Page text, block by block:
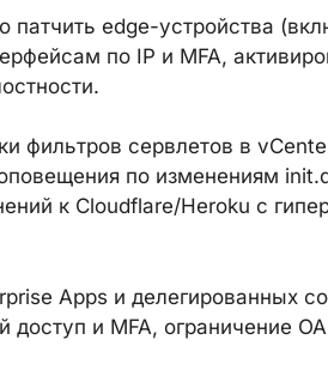
патчить edge-устройства
по IP и MFA,
фильтров сервлетов в
по изменениям
к Cloudflare/Heroku с
Apps и делегированных
и MFA, ограничение